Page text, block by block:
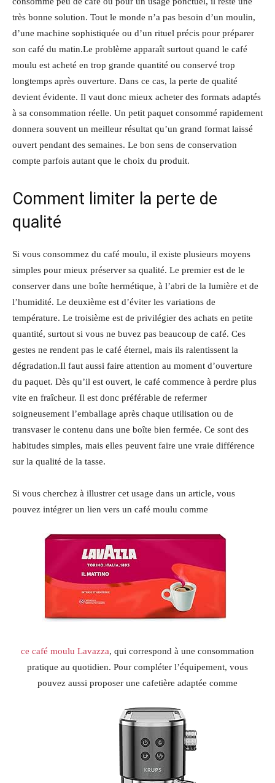
très bonne solution. Tout le monde n’a pas besoin d’un moulin,
d’une machine sophistiquée ou d’un rituel précis pour préparer
son café du matin.Le problème apparaît surtout quand le café
moulu est acheté en trop grande quantité ou conservé trop
longtemps après ouverture. Dans ce cas, la perte de qualité
devient évidente. Il vaut donc mieux acheter des formats adaptés
à sa consommation réelle. Un petit paquet consommé rapidement
donnera souvent un meilleur résultat qu’un grand format laissé
ouvert pendant des semaines. Le bon sens de conservation
compte parfois autant que le choix du produit.
Comment limiter la perte de
qualité
Si vous consommez du café moulu, il existe plusieurs moyens
simples pour mieux préserver sa qualité. Le premier est de le
conserver dans une boîte hermétique, à l’abri de la lumière et de
l’humidité. Le deuxième est d’éviter les variations de
température. Le troisième est de privilégier des achats en petite
quantité, surtout si vous ne buvez pas beaucoup de café. Ces
gestes ne rendent pas le café éternel, mais ils ralentissent la
dégradation.Il faut aussi faire attention au moment d’ouverture
du paquet. Dès qu’il est ouvert, le café commence à perdre plus
vite en fraîcheur. Il est donc préférable de refermer
soigneusement l’emballage après chaque utilisation ou de
transvaser le contenu dans une boîte bien fermée. Ce sont des
habitudes simples, mais elles peuvent faire une vraie différence
sur la qualité de la tasse.
Si vous cherchez à illustrer cet usage dans un article, vous
pouvez intégrer un lien vers un café moulu comme
ce café moulu Lavazza, qui correspond à une consommation
pratique au quotidien. Pour compléter l’équipement, vous
pouvez aussi proposer une cafetière adaptée comme